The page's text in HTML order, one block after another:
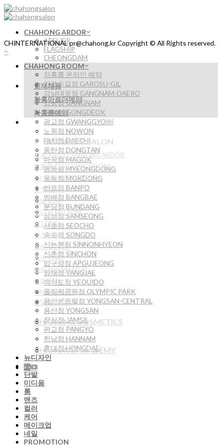
Skip
to
CHAHONG ARDOR
ATELIER
FLAGSHIP
CHEONGDAM
CHAHONG ROOM
차홍룸 온라인 예약
가로수길점 GAROSU-GIL
강남대로점 GANGNAM-DAERO
강남점 GANGNAM
공덕점 GONGDEOK
광교점 GWANGGYO￼
노원점 NOWON
대치점 DAECHI
동탄점 DONGTAN
마곡점 MAGOK
명동점 MYEONGDONG
목동점 MOKDONG
반포점 BANPO
방배점 BANGBAE
분당점 BUNDANG
삼성점 SAMSEONG
서초점 SEOCHO
송도점 SONGDO
신논현점 SINNONHYEON
신촌점 SINCHON
압구정점 APGUJEONG
양재점 YANGJAE
여의도점 YEOUIDO
올림픽공원점 OLYMPIC PARK
용산센트럴점 YONGSAN-CENTRAL
용산점 YONGSAN
잠실점 JAMSIL
판교점 PANGYO
한남점 HANNAM
홍대점 HONGDAE
뉴디자인
숏
단발
미디움
롱
맨즈
컬러
케어
메이크업
네일
PROMOTION
CHINTERNATIONAL pr@chahong.kr Copyright © All Rights reserved.
인재채용
차홍아르더예약
차홍룸예약
CHAHONG SALON
차홍아르더 CHAHONG ARDOR
차홍룸 CHAHONG ROOM
뉴디자인 NEW DESIGN
숏 SHORT
단발 BOB
미디움 MEDIUM
롱 LONG
맨즈 MAN
컬러 COLOR
케어 CARE
메이크업 MAKEUP
네일NAIL
PROMOTION
COLLECTION
CHAHONG COSMETICS
CHAHONG ACADEMY